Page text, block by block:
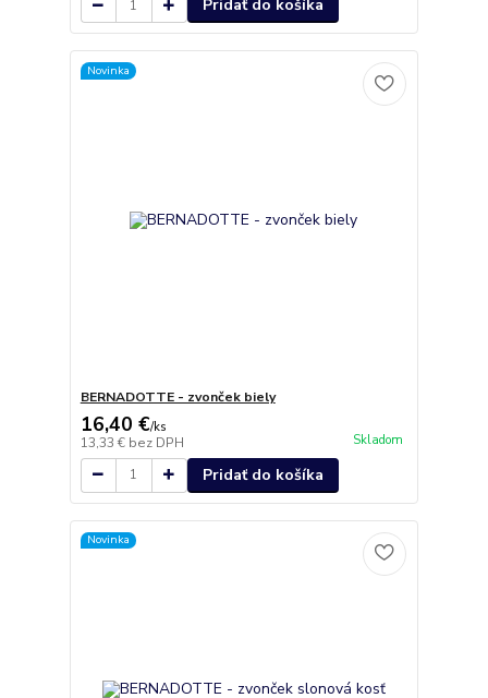
Pridať do košíka
Novinka
BERNADOTTE - zvonček biely
16,40 €/ks
13,33 € bez DPH Skladom
Pridať do košíka
Novinka